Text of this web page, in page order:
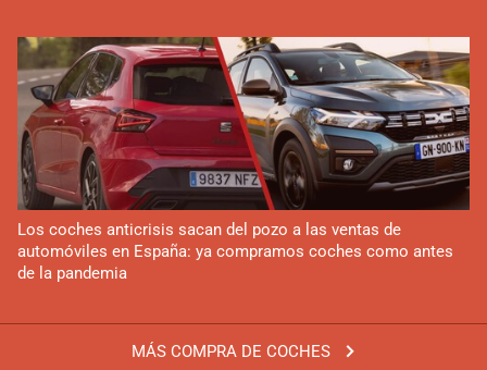
MÁS COMPRA DE COCHES
Los coches anticrisis sacan del pozo a las ventas de
automóviles en España: ya compramos coches como antes
de la pandemia